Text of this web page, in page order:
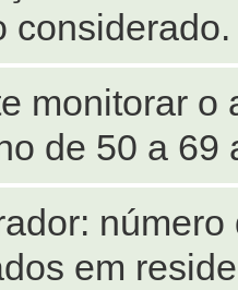
considerado.
monitorar o
de 50 a 69
em